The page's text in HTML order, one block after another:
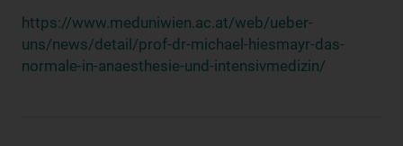
https://www.meduniwien.ac.at/web/ueber-
uns/news/detail/prof-dr-michael-hiesmayr-das-
normale-in-anaesthesie-und-intensivmedizin/